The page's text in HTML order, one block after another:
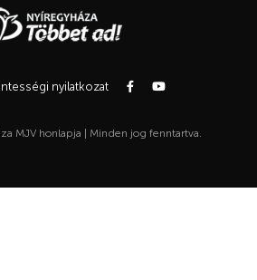
nyilatkozat
MJV honlapja | Minden jog fenntartva.